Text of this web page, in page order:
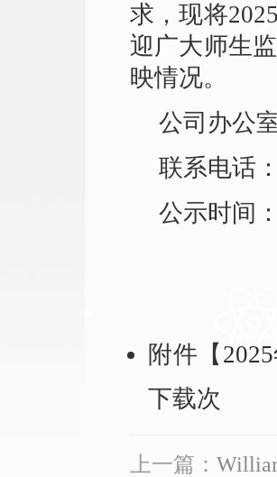
求，现将
迎广大师生
映情况。
公司办公
联系电话
公示时间
附件【
下载次
上一篇：